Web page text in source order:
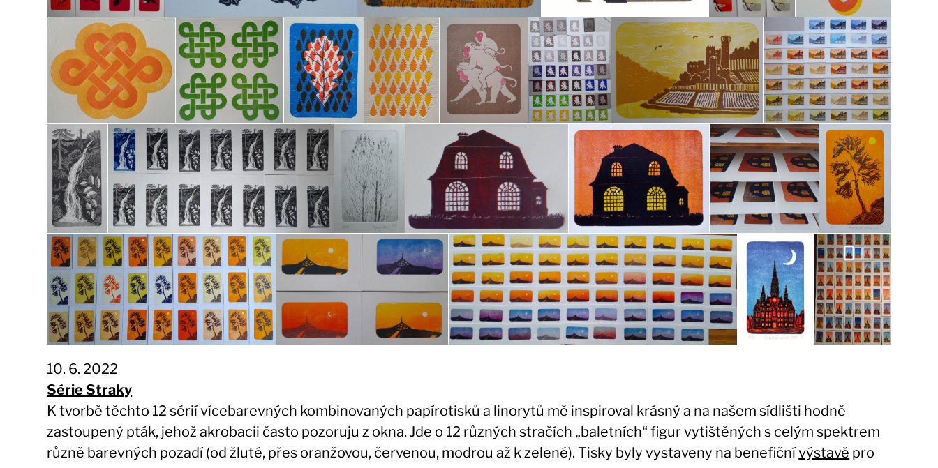
10. 6. 2022
Série Straky
K tvorbě těchto 12 sérií vícebarevných kombinovaných papírotisků a linorytů mě inspiroval krásný a na našem sídlišti hodně
zastoupený pták, jehož akrobacii často pozoruju z okna. Jde o 12 různých stračích „baletních“ figur vytištěných s celým spektrem
různě barevných pozadí (od žluté, přes oranžovou, červenou, modrou až k zelené). Tisky byly vystaveny na benefičnívýstavě pro